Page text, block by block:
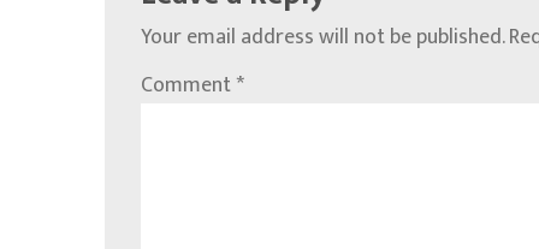
Your email address will not be published.
Comment*